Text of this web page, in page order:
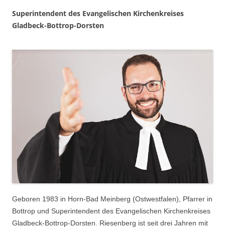
Superintendent des Evangelischen Kirchenkreises
Gladbeck-Bottrop-Dorsten
Geboren 1983 in Horn-Bad Meinberg (Ostwestfalen), Pfarrer in
Bottrop und Superintendent des Evangelischen Kirchenkreises
Gladbeck-Bottrop-Dorsten. Riesenberg ist seit drei Jahren mit